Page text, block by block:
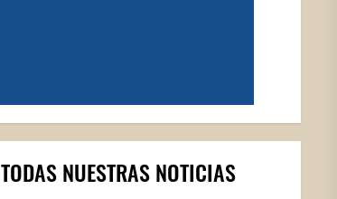
TODAS NUESTRAS NOTICIAS